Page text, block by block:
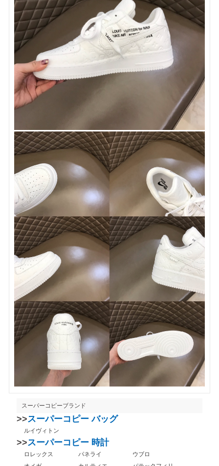
スーパーコピーブランド
>>スーパーコピー バッグ
ルイヴィトン
>>スーパーコピー 時計
ロレックス パネライ
ウブロ